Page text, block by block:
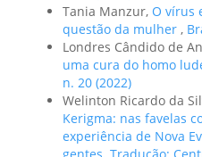
Tania Manzur, O vírus
questão da mulher ,
Londres Cândido de
uma cura do homo
n. 20 (2022)
Welinton Ricardo da
Kerigma: nas favelas
experiência de Nova
gentes. Tradução: